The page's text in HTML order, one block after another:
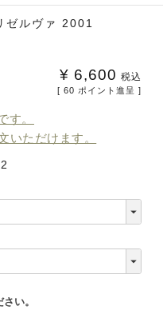
ゼルヴァ 2001
¥ 6,600 税込
[ 60 ポイント進呈 ]
す。
いただけます。
い。
2